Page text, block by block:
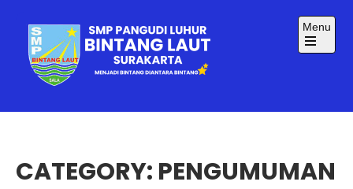
content
SMP BINTANG LAUT
Menu
Open
CATEGORY: PENGUMUMAN